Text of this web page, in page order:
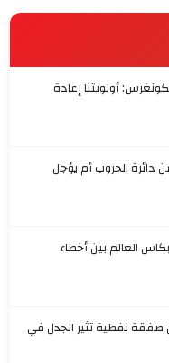
وارش في أول شهادة أمام الكونغرس: أولويتنا إعادة
الإطار... هل يخرج لبنان من دائرة الحروب أم يؤجل
نظريات التآمر تلاحق الأرجنتين بكاس العالم بين أخطاء
قبيل زيارة الزيدي الى واشنطن صفقة نفطية تثير الجدل في